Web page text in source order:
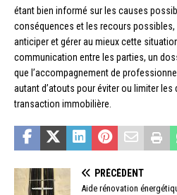
étant bien informé sur les causes
conséquences et les recours
anticiper et gérer au mieux cette
communication entre les parties, un
que l’accompagnement de
autant d’atouts pour éviter ou limiter les
transaction immobilière.
PRÉCÉDENT
Aide rénovation